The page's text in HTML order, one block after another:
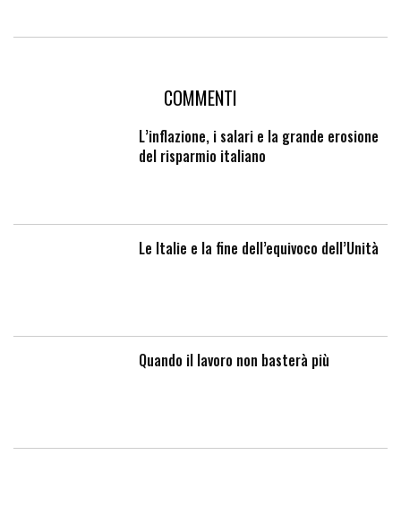
COMMENTI
L’inflazione, i salari e la grande erosione
del risparmio italiano
Le Italie e la fine dell’equivoco dell’Unità
Quando il lavoro non basterà più